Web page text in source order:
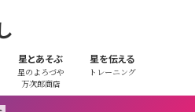
星とあそぶ
星のよろづや
万次郎商店
星を伝える
トレーニング